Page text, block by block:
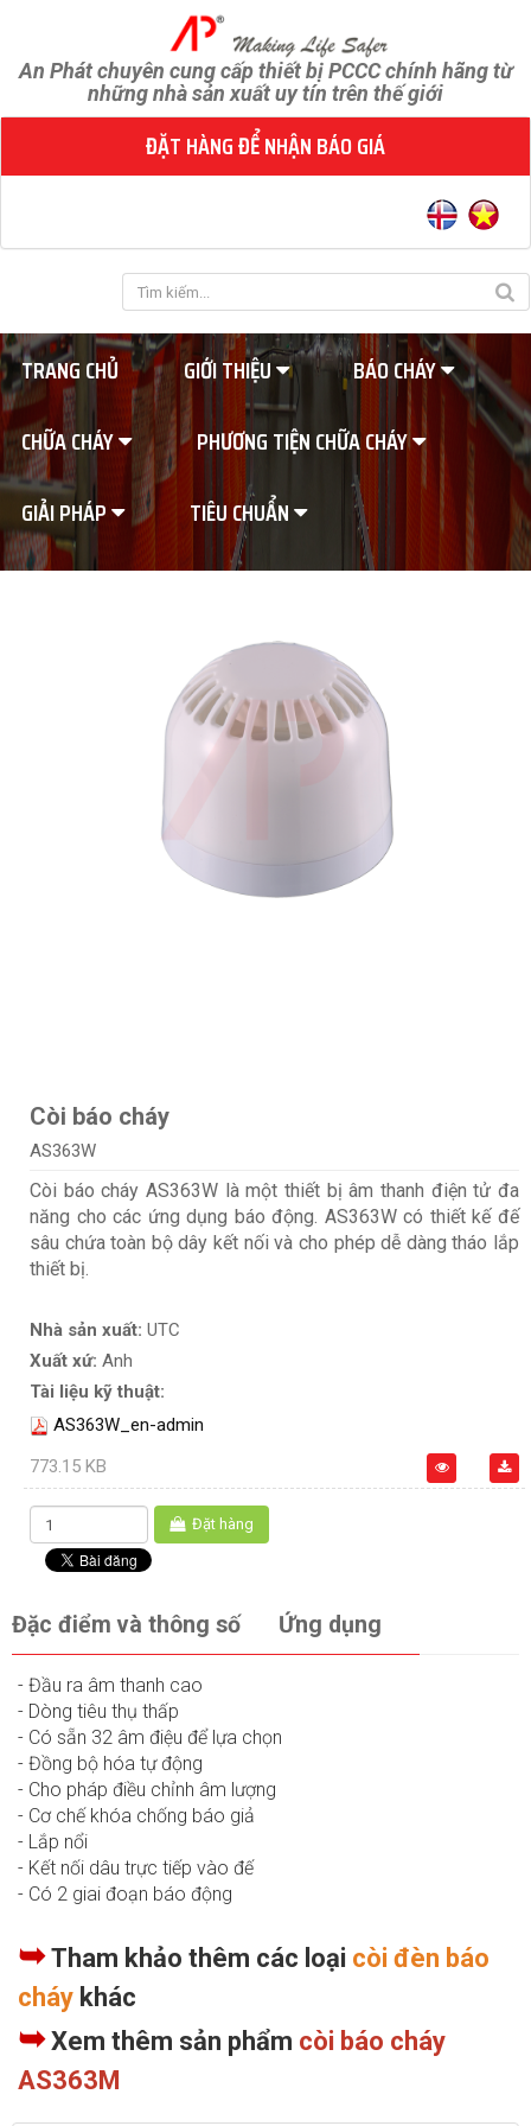
An Phát chuyên cung cấp thiết bị PCCC chính hãng từ
những nhà sản xuất uy tín trên thế giới
ĐẶT HÀNG ĐỂ NHẬN BÁO GIÁ
TRANG CHỦ GIỚI THIỆU
BÁO CHÁY
CHỮA CHÁY
PHƯƠNG TIỆN CHỮA CHÁY
GIẢI PHÁP
TIÊU CHUẨN
Còi báo cháy
AS363W
Còi báo cháy AS363W là một thiết bị âm thanh điện tử đa
năng cho các ứng dụng báo động. AS363W có thiết kế đế
sâu chứa toàn bộ dây kết nối và cho phép dễ dàng tháo lắp
thiết bị.
Nhà sản xuất: UTC
Xuất xứ: Anh
Tài liệu kỹ thuật:
AS363W_en-admin
773.15 KB
Đặt hàng
Đặc điểm và thông số Ứng dụng
- Đầu ra âm thanh cao
- Dòng tiêu thụ thấp
- Có sẵn 32 âm điệu để lựa chọn
- Đồng bộ hóa tự động
- Cho pháp điều chỉnh âm lượng
- Cơ chế khóa chống báo giả
- Lắp nổi
- Kết nối dâu trực tiếp vào đế
- Có 2 giai đoạn báo động
➥Tham khảo thêm các loại còi đèn báo
cháy khác
➥Xem thêm sản phẩm còi báo cháy
AS363M